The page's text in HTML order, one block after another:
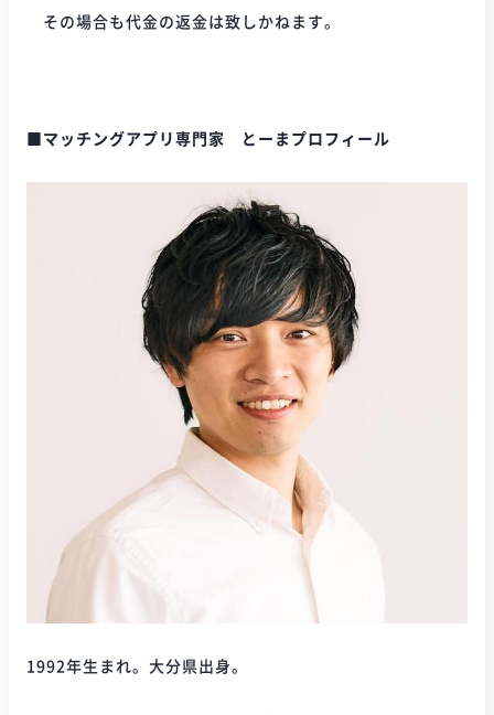
その場合も代金の返金は致しかねます。
■マッチングアプリ専門家 とーまプロフィール
1992年生まれ。大分県出身。